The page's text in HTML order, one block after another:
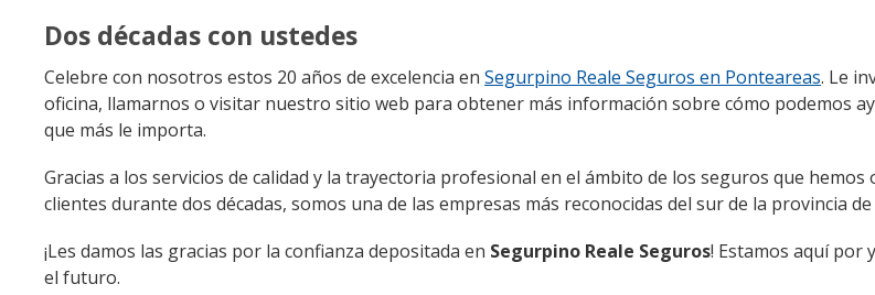
Dos décadas con ustedes
Celebre con nosotros estos 20 años de excelencia en Segurpino Reale Seguros en Ponteareas. Le
oficina, llamarnos o visitar nuestro sitio web para obtener más información sobre cómo podemos
que más le importa.
Gracias a los servicios de calidad y la trayectoria profesional en el ámbito de los seguros que
clientes durante dos décadas, somos una de las empresas más reconocidas del sur de la provincia
¡Les damos las gracias por la confianza depositada en Segurpino Reale Seguros! Estamos aquí por
el futuro.